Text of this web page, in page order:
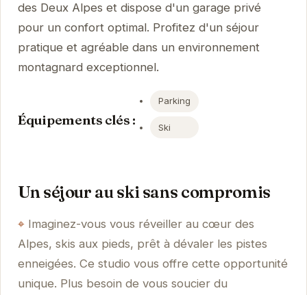
des Deux Alpes et dispose d'un garage privé
pour un confort optimal. Profitez d'un séjour
pratique et agréable dans un environnement
montagnard exceptionnel.
Équipements clés :
Parking
Ski
Un séjour au ski sans compromis
Imaginez-vous vous réveiller au cœur des
Alpes, skis aux pieds, prêt à dévaler les pistes
enneigées. Ce studio vous offre cette opportunité
unique. Plus besoin de vous soucier du